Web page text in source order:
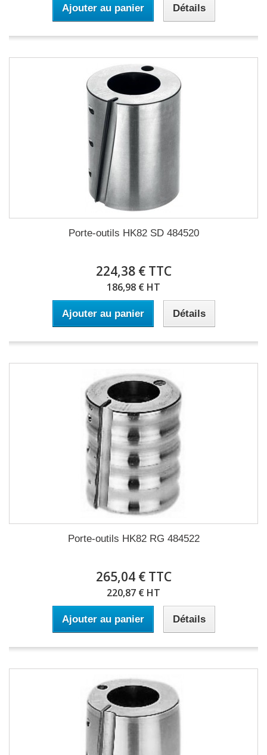
Ajouter au panier Détails
Porte-outils HK82 SD 484520
224,38 € TTC
186,98 € HT
Ajouter au panier Détails
Porte-outils HK82 RG 484522
265,04 € TTC
220,87 € HT
Ajouter au panier Détails